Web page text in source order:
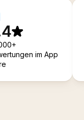
im App